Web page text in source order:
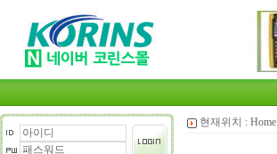
현재위치 : Home